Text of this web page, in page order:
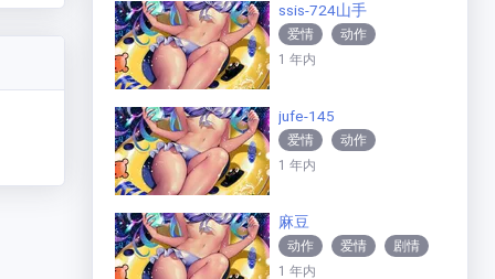
ssis-724山手
爱情
动作
1 年内
jufe-145
爱情
动作
1 年内
麻豆
动作 爱情
剧情
1 年内